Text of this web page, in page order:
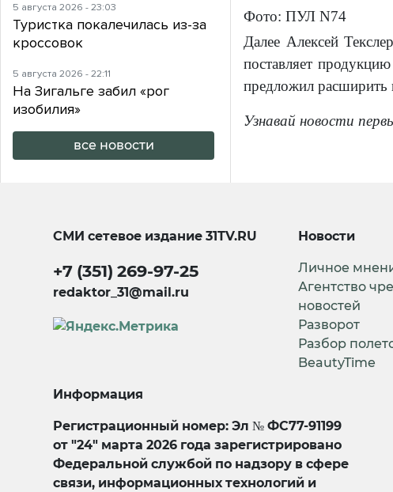
Фото: ПУЛ N74
Далее Алексей
поставляет
предложил расширить
Узнавай новости
5 августа 2026 - 23:03
Туристка покалечилась из-за
кроссовок
5 августа 2026 - 22:11
На Зигальге забил «рог
изобилия»
все новости
СМИ сетевое издание31TV.RU
+7 (351) 269-97-25
redaktor_31@mail.ru
Новости
Личное
Агентство
новостей
Разворот
Разбор
BeautyTime
Информация
Регистрационный номер: Эл № ФС77-91199
от "24" марта 2026 года зарегистрировано
Федеральной службой по надзору в сфере
связи, информационных технологий и